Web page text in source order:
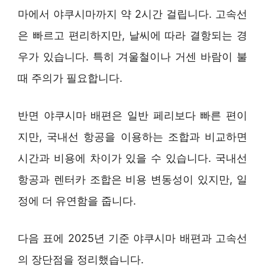
마에서 야쿠시마까지 약 2시간 걸립니다. 고속선
은 빠르고 편리하지만, 날씨에 따라 결항되는 경
우가 있습니다. 특히 겨울철이나 거센 바람이 불
때 주의가 필요합니다.
반면 야쿠시마 배편은 일반 페리보다 빠른 편이
지만, 국내선 항공을 이용하는 조합과 비교하면
시간과 비용에 차이가 있을 수 있습니다. 국내선
항공과 렌터카 조합은 비용 변동성이 있지만, 일
정에 더 유연함을 줍니다.
다음 표에 2025년 기준 야쿠시마 배편과 고속선
의 장단점을 정리했습니다.